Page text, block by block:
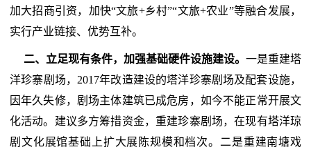
加大招商引资，加快“文旅+乡村”“文旅+农业”等融合发展，
实行产业链接、优势互补。
二、立足现有条件，加强基础硬件设施建设。 一是重建塔
洋珍寨剧场，2017年改造建设的塔洋珍寨剧场及配套设施，
因年久失修，剧场主体建筑已成危房，如今不能正常开展文
化活动。建议多方筹措资金，重建珍寨剧场，在现有塔洋琼
剧文化展馆基础上扩大展陈规模和档次。二是重建南塘戏